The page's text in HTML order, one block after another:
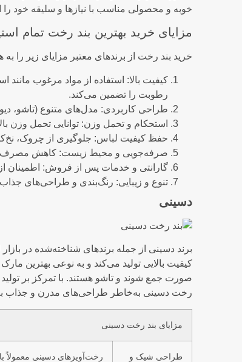
خوبه و محصولی مناسب با نیازها و سلیقه خود را
مزایای خرید بهترین بند رخت تمام
خرید بند رخت از برندهای معتبر مزایای زیر را به
کیفیت بالا: استفاده از مواد مرغوب مانند
رطوبت را تضمین می‌کند.
طراحی کاربردی: مدل‌های متنوع (تاشو،
استحکام و تحمل وزن: توانایی تحمل
حفظ کیفیت لباس: جلوگیری از چروک،
صرفه‌جویی و محیط زیست: کاهش مصرف
گارانتی و خدمات پس از فروش: اطمینان از
تنوع و زیبایی: رنگ‌بندی و طراحی‌های
دسینی
برند دسینی از جمله برندهای شناخته‌شده در
کیفیت بالایی تولید می‌کند و به نوعی
صورت جمع شوند و تاشو هستند. با تمرکز بر
رخت دسینی به‌خاطر طراحی‌های مدرن و جذاب
مزایای بند رخت دسینی
طراحی شیک و
رخت‌آویزهای دسینی معمولاً